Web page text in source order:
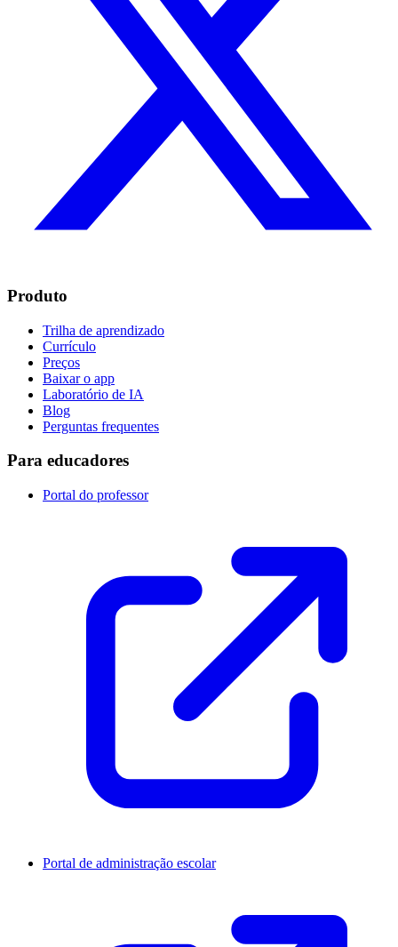
Produto
Trilha de aprendizado
Currículo
Preços
Baixar o app
Laboratório de IA
Blog
Perguntas frequentes
Para educadores
Portal do professor
Portal de administração escolar